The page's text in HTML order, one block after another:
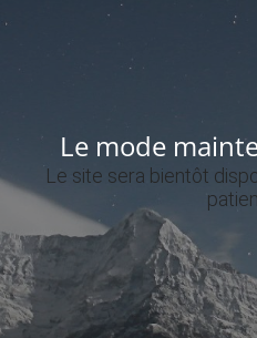
Le mode
Le site sera bientôt